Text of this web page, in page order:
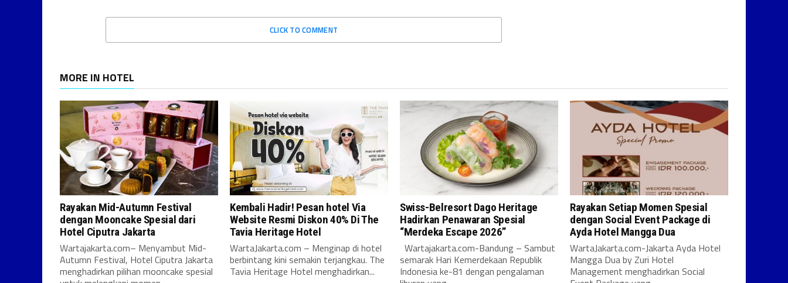
CLICK TO COMMENT
MORE IN HOTEL
Rayakan Mid-Autumn Festival
dengan Mooncake Spesial dari
Hotel Ciputra Jakarta
Wartajakarta.com– Menyambut Mid-
Autumn Festival, Hotel Ciputra Jakarta
menghadirkan pilihan mooncake spesial
Kembali Hadir! Pesan hotel Via
Website Resmi Diskon 40% Di The
Tavia Heritage Hotel
WartaJakarta.com – Menginap di hotel
berbintang kini semakin terjangkau. The
Tavia Heritage Hotel menghadirkan...
Swiss-Belresort Dago Heritage
Hadirkan Penawaran Spesial
“Merdeka Escape 2026”
Wartajakarta.com-Bandung – Sambut
semarak Hari Kemerdekaan Republik
Indonesia ke-81 dengan pengalaman
Rayakan Setiap Momen Spesial
dengan Social Event Package di
Ayda Hotel Mangga Dua
WartaJakarta.com-Jakarta Ayda Hotel
Mangga Dua by Zuri Hotel
Management menghadirkan Social